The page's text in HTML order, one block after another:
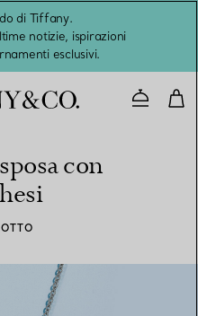
di Tiffany.
notizie, ispirazioni
esclusivi.
con